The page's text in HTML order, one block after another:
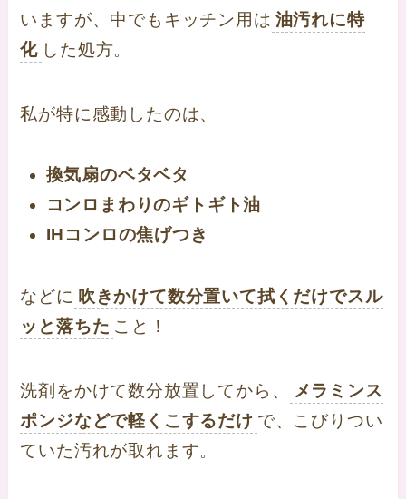
いますが、中でもキッチン用は 油汚れに特
化 した処方。
私が特に感動したのは、
換気扇のベタベタ
コンロまわりのギトギト油
IHコンロの焦げつき
などに 吹きかけて数分置いて拭くだけでスル
ッと落ちた こと！
洗剤をかけて数分放置してから、
メラミンス
ポンジなどで軽くこするだけ で、こびりつい
ていた汚れが取れます。